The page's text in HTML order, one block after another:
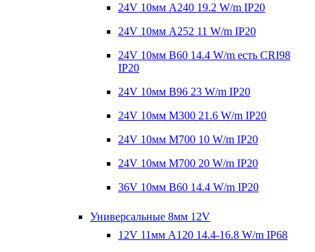
24V 10мм A240 19.2 W/m IP20
24V 10мм A252 11 W/m IP20
24V 10мм B60 14.4 W/m есть CRI98
IP20
24V 10мм B96 23 W/m IP20
24V 10мм M300 21.6 W/m IP20
24V 10мм M700 10 W/m IP20
24V 10мм M700 20 W/m IP20
36V 10мм B60 14.4 W/m IP20
Универсальные 8мм 12V
12V 11мм A120 14.4-16.8 W/m IP68